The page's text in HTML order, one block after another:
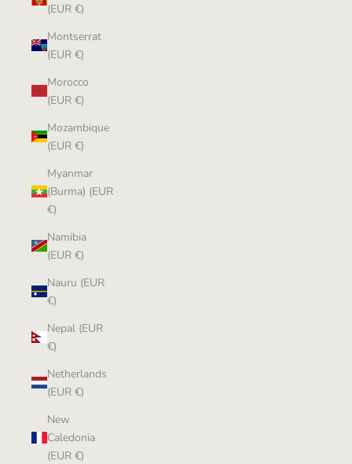
(EUR €)
Montserrat
(EUR €)
Morocco
(EUR €)
Mozambique
(EUR €)
Myanmar
(Burma) (EUR
€)
Namibia
(EUR €)
Nauru (EUR
€)
Nepal (EUR
€)
Netherlands
(EUR €)
New
Caledonia
(EUR €)